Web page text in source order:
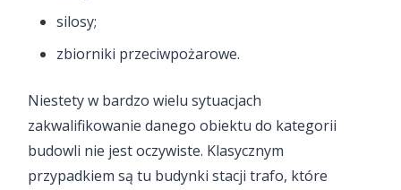
silosy;
zbiorniki przeciwpożarowe.
Niestety w bardzo wielu sytuacjach
zakwalifikowanie danego obiektu do kategorii
budowli nie jest oczywiste. Klasycznym
przypadkiem są tu budynki stacji trafo, które